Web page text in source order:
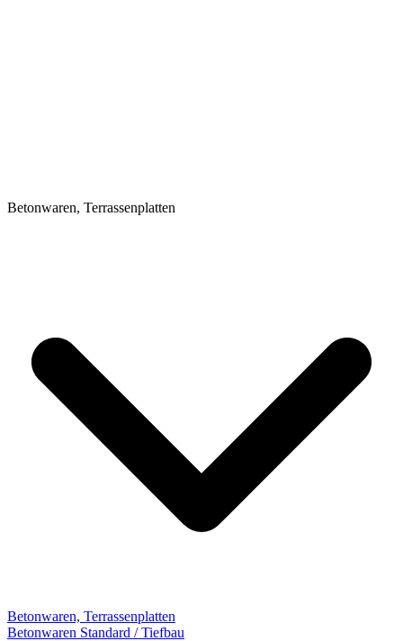
Betonwaren, Terrassenplatten
Betonwaren, Terrassenplatten
Betonwaren Standard / Tiefbau